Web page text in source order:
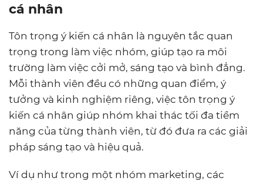
cá nhân
Tôn trọng ý kiến cá nhân là nguyên tắc quan
trọng trong làm việc nhóm, giúp tạo ra môi
trường làm việc cởi mở, sáng tạo và bình đẳng.
Mỗi thành viên đều có những quan điểm, ý
tưởng và kinh nghiệm riêng, việc tôn trọng ý
kiến cá nhân giúp nhóm khai thác tối đa tiềm
năng của từng thành viên, từ đó đưa ra các giải
pháp sáng tạo và hiệu quả.
Ví dụ như trong một nhóm marketing, các